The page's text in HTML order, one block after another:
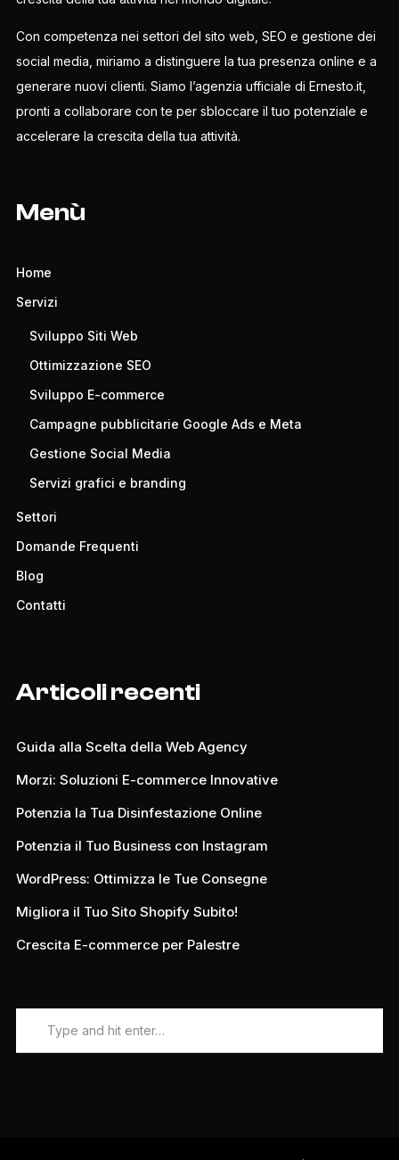
Con competenza nei settori del sito web, SEO e gestione dei
social media, miriamo a distinguere la tua presenza online e a
generare nuovi clienti. Siamo l’agenzia ufficiale di Ernesto.it,
pronti a collaborare con te per sbloccare il tuo potenziale e
accelerare la crescita della tua attività.
Menù
Home
Servizi
Sviluppo Siti Web
Ottimizzazione SEO
Sviluppo E-commerce
Campagne pubblicitarie Google Ads e Meta
Gestione Social Media
Servizi grafici e branding
Settori
Domande Frequenti
Blog
Contatti
Articoli recenti
Guida alla Scelta della Web Agency
Morzi: Soluzioni E-commerce Innovative
Potenzia la Tua Disinfestazione Online
Potenzia il Tuo Business con Instagram
WordPress: Ottimizza le Tue Consegne
Migliora il Tuo Sito Shopify Subito!
Crescita E-commerce per Palestre